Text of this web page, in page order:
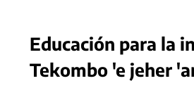
Educación para la
Tekombo 'e jeher